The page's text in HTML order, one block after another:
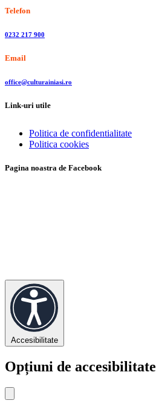
Telefon
0232 217 900
Email
office@culturainiasi.ro
Link-uri utile
Politica de confidentialitate
Politica cookies
Pagina noastra de Facebook
Accesibilitate
Opțiuni de accesibilitate